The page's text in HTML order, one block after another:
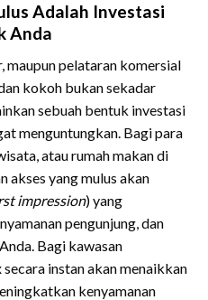
Adalah Investasi
Anda
maupun pelataran komersial
kokoh bukan sekadar
sebuah bentuk investasi
menguntungkan. Bagi para
atau rumah makan di
akses yang mulus akan
impression) yang
pengunjung, dan
Bagi kawasan
instan akan menaikkan
kenyamanan